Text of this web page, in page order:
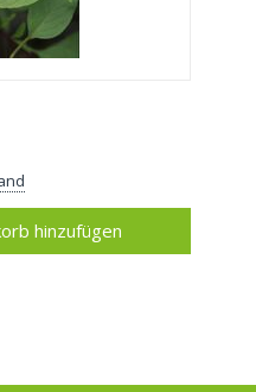
hinzufügen